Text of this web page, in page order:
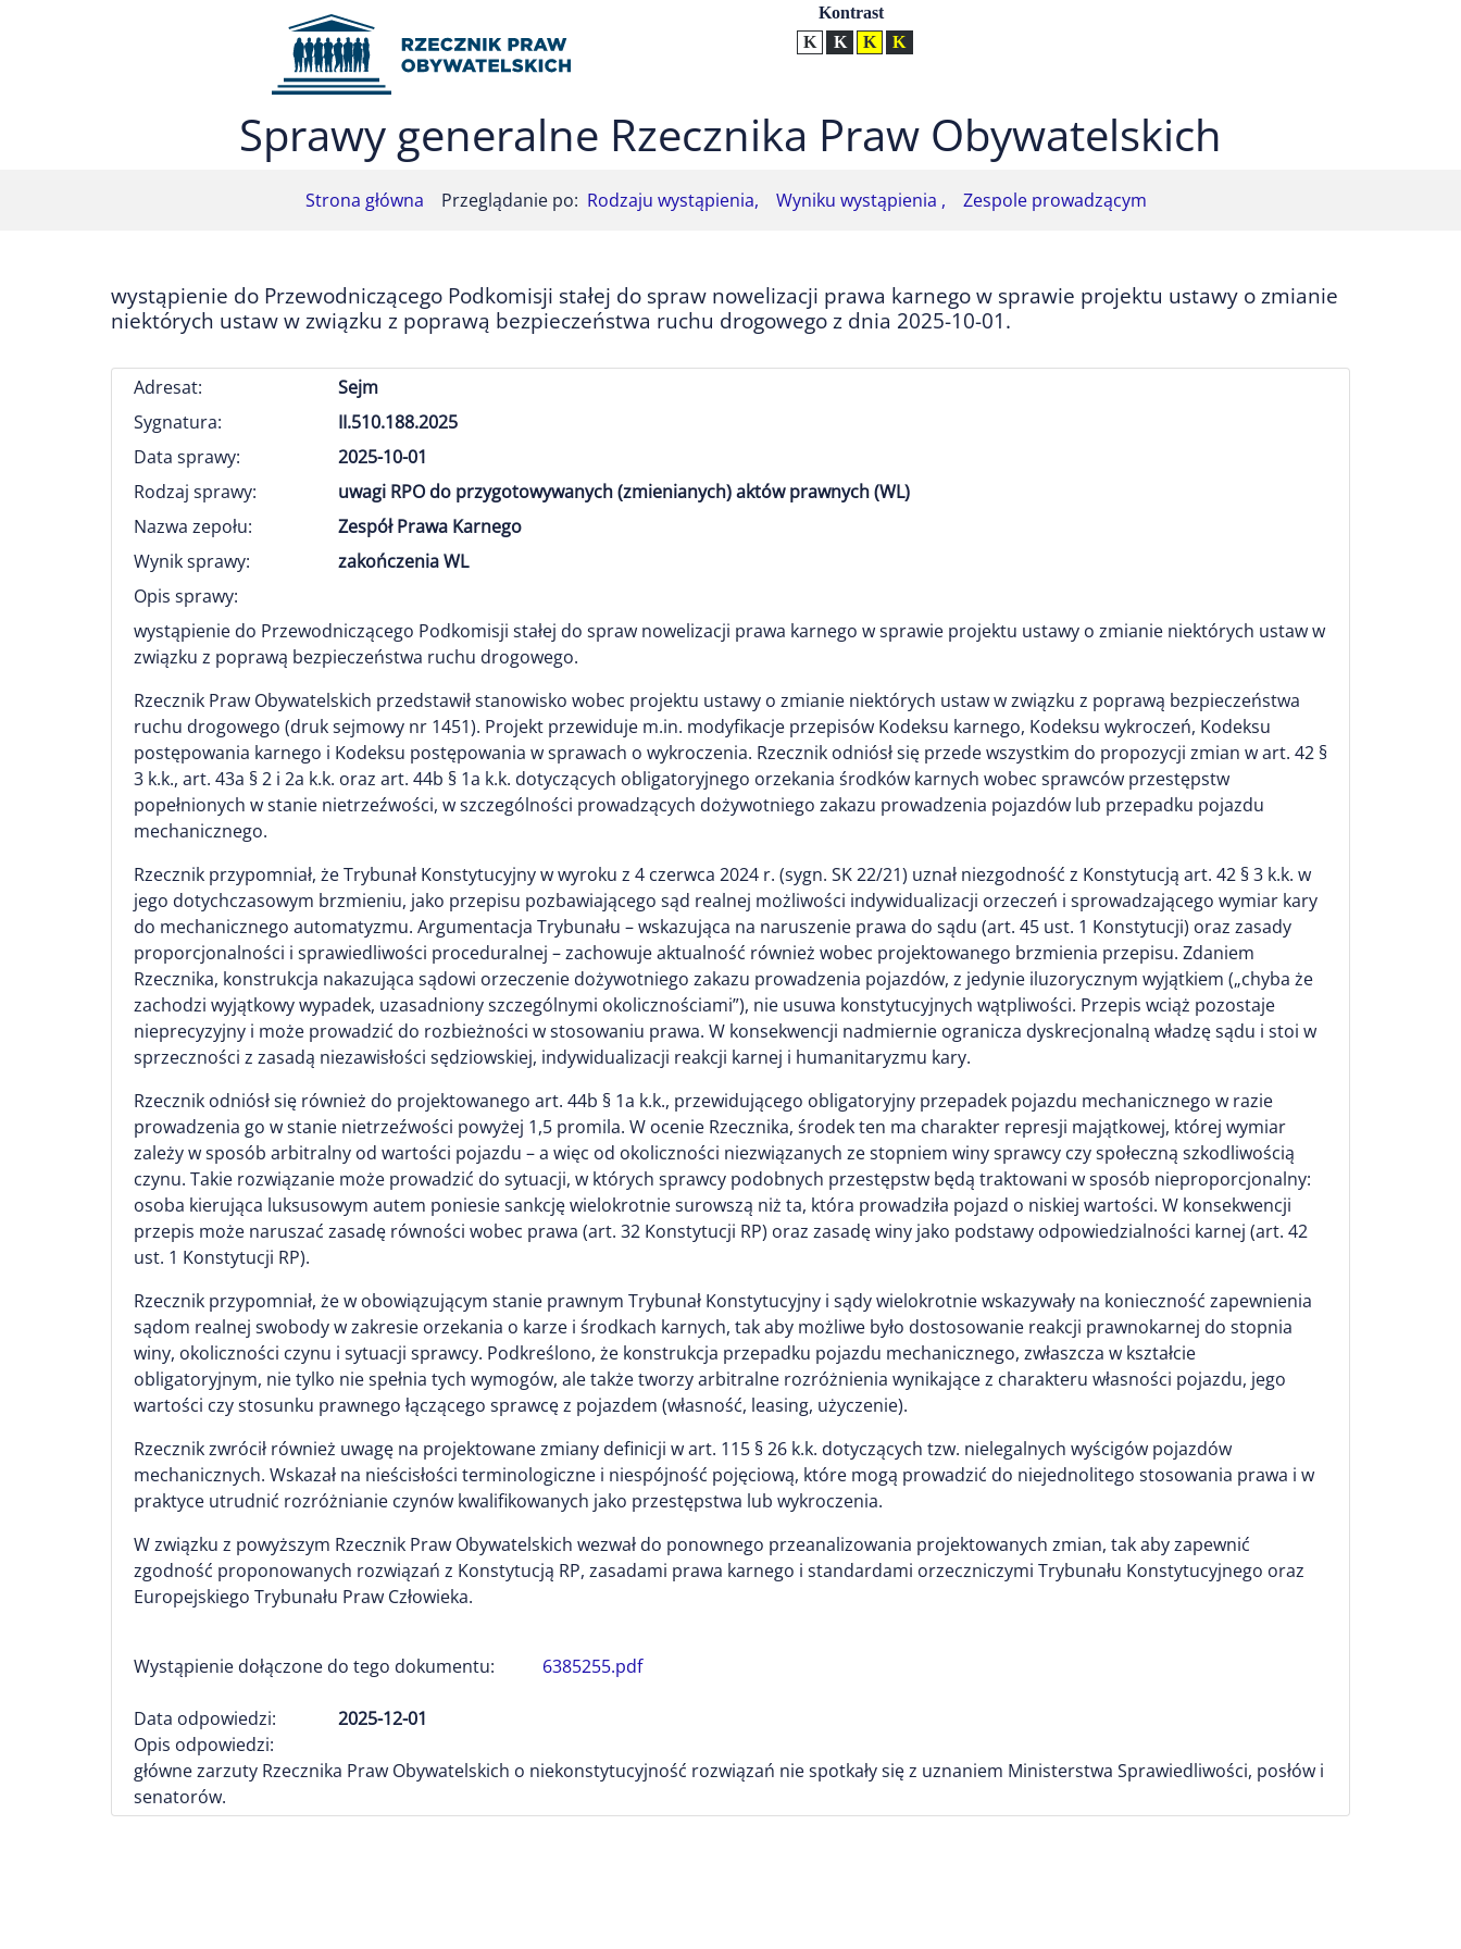
Przejdź do menu głównego (nacisnij Enter)
Przejdź do mapy serwisu (nacisnij Enter) UstawieniaKontrast
Kontrast normalny
Kontrast biały tekst na czarnym
Kontrast czarny tekst na żółtym
Sprawy generalne Rzecznika Praw Obywatelskich
Strona główna Przeglądanie po: Rodzaju wystąpienia, Wyniku wystąpienia , Zespole prowadzącym
wystąpienie do Przewodniczącego Podkomisji stałej do spraw nowelizacji prawa karnego w sprawie projektu ustawy o zmianie
niektórych ustaw w związku z poprawą bezpieczeństwa ruchu drogowego z dnia 2025-10-01.
Adresat:
Sejm
Sygnatura:
II.510.188.2025
Data sprawy:
2025-10-01
Rodzaj sprawy:
uwagi RPO do przygotowywanych (zmienianych) aktów prawnych (WL)
Nazwa zepołu:
Zespół Prawa Karnego
Wynik sprawy:
zakończenia WL
Opis sprawy:
wystąpienie do Przewodniczącego Podkomisji stałej do spraw nowelizacji prawa karnego w sprawie projektu ustawy o zmianie niektórych ustaw w
związku z poprawą bezpieczeństwa ruchu drogowego.
Rzecznik Praw Obywatelskich przedstawił stanowisko wobec projektu ustawy o zmianie niektórych ustaw w związku z poprawą bezpieczeństwa
ruchu drogowego (druk sejmowy nr 1451). Projekt przewiduje m.in. modyfikacje przepisów Kodeksu karnego, Kodeksu wykroczeń, Kodeksu
postępowania karnego i Kodeksu postępowania w sprawach o wykroczenia. Rzecznik odniósł się przede wszystkim do propozycji zmian w art. 42 §
3 k.k., art. 43a § 2 i 2a k.k. oraz art. 44b § 1a k.k. dotyczących obligatoryjnego orzekania środków karnych wobec sprawców przestępstw
popełnionych w stanie nietrzeźwości, w szczególności prowadzących dożywotniego zakazu prowadzenia pojazdów lub przepadku pojazdu
mechanicznego.
Rzecznik przypomniał, że Trybunał Konstytucyjny w wyroku z 4 czerwca 2024 r. (sygn. SK 22/21) uznał niezgodność z Konstytucją art. 42 § 3 k.k. w
jego dotychczasowym brzmieniu, jako przepisu pozbawiającego sąd realnej możliwości indywidualizacji orzeczeń i sprowadzającego wymiar kary
do mechanicznego automatyzmu. Argumentacja Trybunału – wskazująca na naruszenie prawa do sądu (art. 45 ust. 1 Konstytucji) oraz zasady
proporcjonalności i sprawiedliwości proceduralnej – zachowuje aktualność również wobec projektowanego brzmienia przepisu. Zdaniem
Rzecznika, konstrukcja nakazująca sądowi orzeczenie dożywotniego zakazu prowadzenia pojazdów, z jedynie iluzorycznym wyjątkiem („chyba że
zachodzi wyjątkowy wypadek, uzasadniony szczególnymi okolicznościami”), nie usuwa konstytucyjnych wątpliwości. Przepis wciąż pozostaje
nieprecyzyjny i może prowadzić do rozbieżności w stosowaniu prawa. W konsekwencji nadmiernie ogranicza dyskrecjonalną władzę sądu i stoi w
sprzeczności z zasadą niezawisłości sędziowskiej, indywidualizacji reakcji karnej i humanitaryzmu kary.
Rzecznik odniósł się również do projektowanego art. 44b § 1a k.k., przewidującego obligatoryjny przepadek pojazdu mechanicznego w razie
prowadzenia go w stanie nietrzeźwości powyżej 1,5 promila. W ocenie Rzecznika, środek ten ma charakter represji majątkowej, której wymiar
zależy w sposób arbitralny od wartości pojazdu – a więc od okoliczności niezwiązanych ze stopniem winy sprawcy czy społeczną szkodliwością
czynu. Takie rozwiązanie może prowadzić do sytuacji, w których sprawcy podobnych przestępstw będą traktowani w sposób nieproporcjonalny:
osoba kierująca luksusowym autem poniesie sankcję wielokrotnie surowszą niż ta, która prowadziła pojazd o niskiej wartości. W konsekwencji
przepis może naruszać zasadę równości wobec prawa (art. 32 Konstytucji RP) oraz zasadę winy jako podstawy odpowiedzialności karnej (art. 42
ust. 1 Konstytucji RP).
Rzecznik przypomniał, że w obowiązującym stanie prawnym Trybunał Konstytucyjny i sądy wielokrotnie wskazywały na konieczność zapewnienia
sądom realnej swobody w zakresie orzekania o karze i środkach karnych, tak aby możliwe było dostosowanie reakcji prawnokarnej do stopnia
winy, okoliczności czynu i sytuacji sprawcy. Podkreślono, że konstrukcja przepadku pojazdu mechanicznego, zwłaszcza w kształcie
obligatoryjnym, nie tylko nie spełnia tych wymogów, ale także tworzy arbitralne rozróżnienia wynikające z charakteru własności pojazdu, jego
wartości czy stosunku prawnego łączącego sprawcę z pojazdem (własność, leasing, użyczenie).
Rzecznik zwrócił również uwagę na projektowane zmiany definicji w art. 115 § 26 k.k. dotyczących tzw. nielegalnych wyścigów pojazdów
mechanicznych. Wskazał na nieścisłości terminologiczne i niespójność pojęciową, które mogą prowadzić do niejednolitego stosowania prawa i w
praktyce utrudnić rozróżnianie czynów kwalifikowanych jako przestępstwa lub wykroczenia.
W związku z powyższym Rzecznik Praw Obywatelskich wezwał do ponownego przeanalizowania projektowanych zmian, tak aby zapewnić
zgodność proponowanych rozwiązań z Konstytucją RP, zasadami prawa karnego i standardami orzeczniczymi Trybunału Konstytucyjnego oraz
Europejskiego Trybunału Praw Człowieka.
Wystąpienie dołączone do tego dokumentu: 6385255.pdf
Data odpowiedzi:
2025-12-01
Opis odpowiedzi:
główne zarzuty Rzecznika Praw Obywatelskich o niekonstytucyjność rozwiązań nie spotkały się z uznaniem Ministerstwa Sprawiedliwości, posłów i
senatorów.